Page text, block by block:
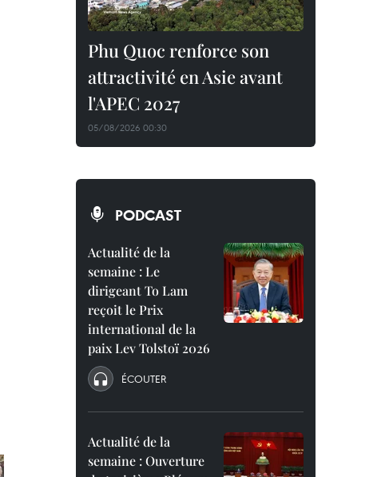
Phu Quoc renforce son
attractivité en Asie avant
l'APEC 2027
05/08/2026 00:30
PODCAST
Actualité de la
semaine : Le
dirigeant To Lam
reçoit le Prix
international de la
paix Lev Tolstoï 2026
ÉCOUTER
Actualité de la
semaine : Ouverture